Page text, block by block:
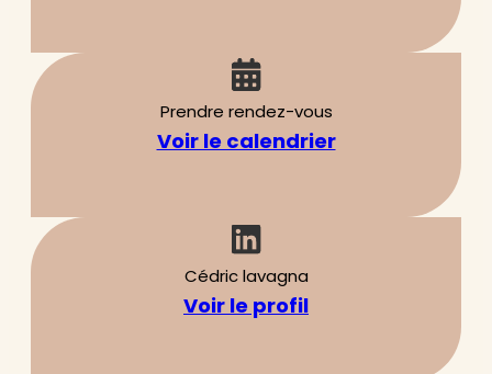
Prendre rendez-vous
Voir le calendrier
Cédric lavagna
Voir le profil